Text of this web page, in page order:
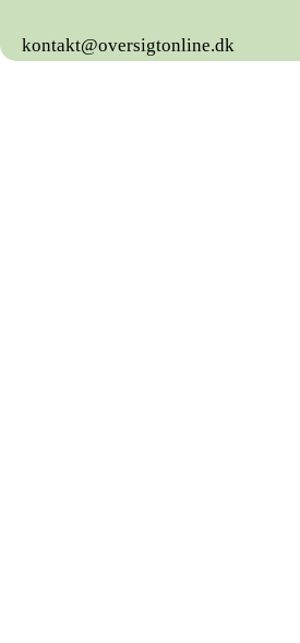
kontakt@oversigtonline.dk